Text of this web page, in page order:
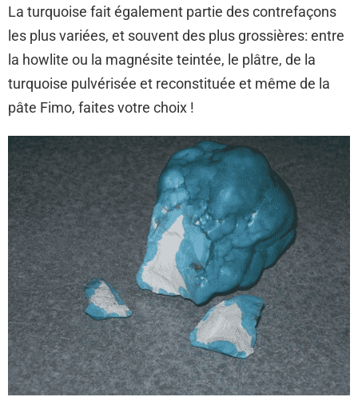
La turquoise fait également partie des contrefaçons
les plus variées, et souvent des plus grossières: entre
la howlite ou la magnésite teintée, le plâtre, de la
turquoise pulvérisée et reconstituée et même de la
pâte Fimo, faites votre choix !